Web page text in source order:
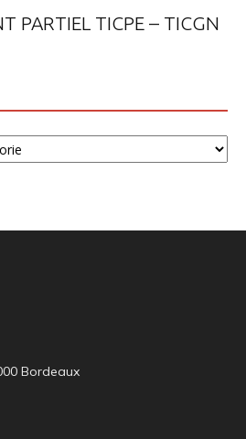
PARTIEL TICPE – TICGN
Bordeaux